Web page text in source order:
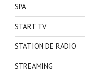
SPA
START TV
STATION DE RADIO
STREAMING